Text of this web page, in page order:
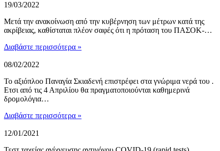
19/03/2022
Μετά την ανακοίνωση από την κυβέρνηση των μέτρων κατά της
ακρίβειας, καθίσταται πλέον σαφές ότι η πρόταση του ΠΑΣΟΚ-…
Διαβάστε περισσότερα »
08/02/2022
Το αξιόπλοο Παναγία Σκιαδενή επιστρέφει στα γνώριμα νερά του .
Ετσι από τις 4 Απριλίου θα πραγματοποιούνται καθημερινά
δρομολόγια…
Διαβάστε περισσότερα »
12/01/2021